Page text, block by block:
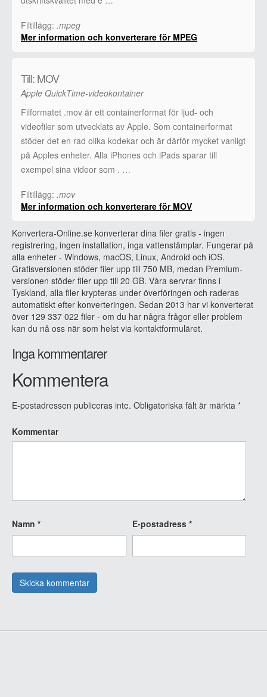
Filtillägg: .mpeg
Mer information och konverterare för MPEG
Till: MOV
Apple QuickTime-videokontainer
Filformatet .mov är ett containerformat för ljud- och
videofiler som utvecklats av Apple. Som containerformat
stöder det en rad olika kodekar och är därför mycket vanligt
på Apples enheter. Alla iPhones och iPads sparar till
exempel sina videor som . …
Filtillägg: .mov
Mer information och konverterare för MOV
Konvertera-Online.se konverterar dina filer gratis - ingen
registrering, ingen installation, inga vattenstämplar. Fungerar på
alla enheter - Windows, macOS, Linux, Android och iOS.
Gratisversionen stöder filer upp till 750 MB, medan Premium-
versionen stöder filer upp till 20 GB. Våra servrar finns i
Tyskland, alla filer krypteras under överföringen och raderas
automatiskt efter konverteringen. Sedan 2013 har vi konverterat
över 129 337 022 filer - om du har några frågor eller problem
kan du nå oss när som helst via kontaktformuläret.
Inga kommentarer
Kommentera
E-postadressen publiceras inte. Obligatoriska fält är märkta *
Kommentar
Namn * E-postadress *